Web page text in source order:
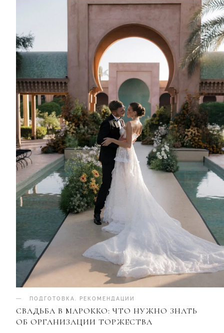
ПОДГОТОВКА РЕКОМЕНДАЦИИ
СВАДЬБА В МАРОККО: ЧТО НУЖНО ЗНАТЬ
ОБ ОРГАНИЗАЦИИ ТОРЖЕСТВА